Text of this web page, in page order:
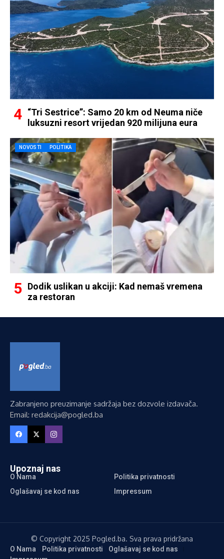
“Tri Sestrice”: Samo 20 km od Neuma niče
luksuzni resort vrijedan 920 milijuna eura
NOVOSTI POLITIKA
Dodik uslikan u akciji: Kad nemaš vremena
za restoran
Zabranjeno preuzimanje sadržaja bez dozvole izdavača.
Email: redakcija@pogled.ba
Upoznaj nas
O Nama
Politika privatnosti
Oglašavaj se kod nas
Impressum
© Copyright 2025 Pogled.ba. Sva prava pridržana
O Nama Politika privatnosti
Oglašavaj se kod nas